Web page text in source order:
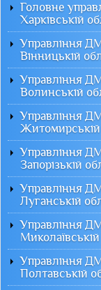
Головне
Харківській
Управління
Вінницькій
Управління
Волинській
Управління
Житомирській
Управління
Запорізькій
Управління
Луганській
Управління
Миколаївській
Управління
Полтавській